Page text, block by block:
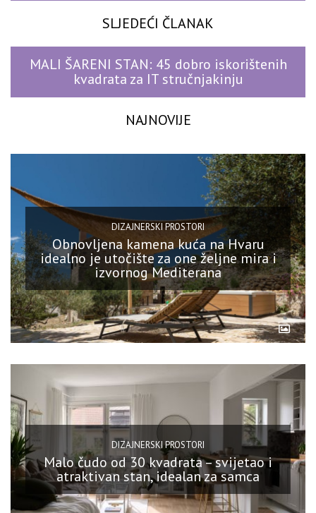
SLJEDEĆI ČLANAK
MALI ŠARENI STAN: 45 dobro iskorištenih
kvadrata za IT stručnjakinju
NAJNOVIJE
DIZAJNERSKI PROSTORI
Obnovljena kamena kuća na Hvaru
idealno je utočište za one željne mira i
izvornog Mediterana
DIZAJNERSKI PROSTORI
Malo čudo od 30 kvadrata – svijetao i
atraktivan stan, idealan za samca